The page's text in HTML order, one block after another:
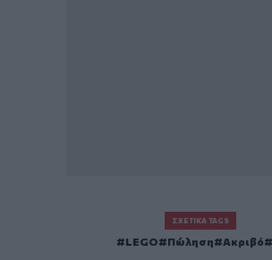
ΣΧΕΤΙΚΆ TAGS
LEGO Πώληση Ακριβό